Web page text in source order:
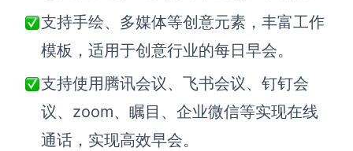
支持手绘、多媒体等创意元素，丰富工作
模板，适用于创意行业的每日早会。
支持使用腾讯会议、飞书会议、钉钉会
议、zoom、瞩目、企业微信等实现在线
通话，实现高效早会。